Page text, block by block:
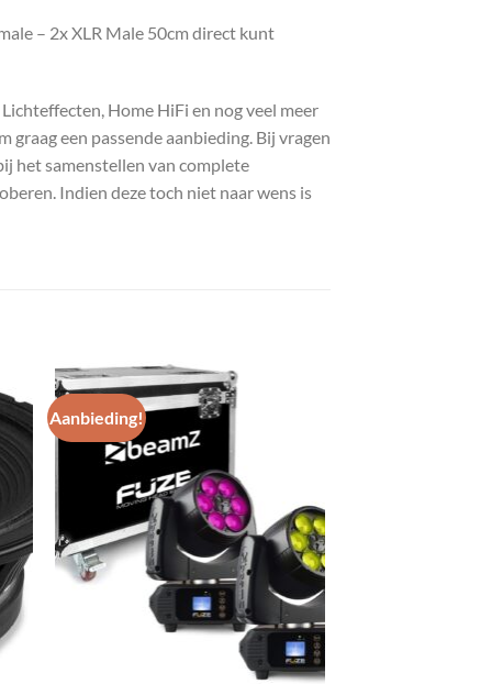
– 2x XLR Male 50cm direct kunt
Home HiFi en nog veel meer
een passende aanbieding. Bij vragen
het samenstellen van complete
Indien deze toch niet naar wens is
Aanbieding!